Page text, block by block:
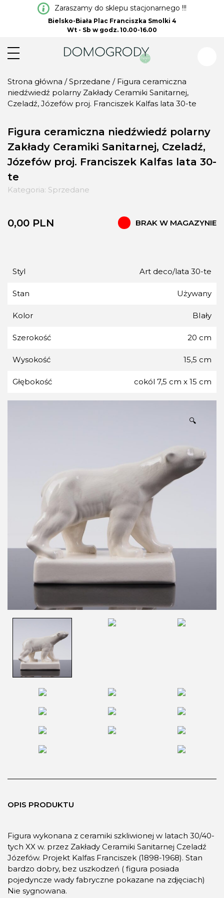
Zaraszamy do sklepu stacjonarnego !!!
Bielsko-Biała Plac Franciszka Smolki 4
Wt - Sb w godz. 10.00-16.00
Strona główna /Sprzedane / Figura ceramiczna
niedźwiedź polarny Zakłady Ceramiki Sanitarnej,
Czeladź, Józefów proj. Franciszek Kalfas lata 30-te
🔍
OPIS PRODUKTU
Figura wykonana z ceramiki szkliwionej w latach 30/40-
tych XX w. przez Zakłady Ceramiki Sanitarnej Czeladź
Józefów. Projekt Kalfas Franciszek (1898-1968). Stan
bardzo dobry, bez uszkodzeń ( figura posiada
pojedyncze wady fabryczne pokazane na zdjęciach)
Nie sygnowana.
Figura ceramiczna niedźwiedź polarny
Zakłady Ceramiki Sanitarnej, Czeladź,
Józefów proj. Franciszek Kalfas lata 30-
te
Kategoria: Sprzedane
0,00 PLN BRAK W MAGAZYNIE
Styl Art deco/lata 30-te
Stan Używany
Kolor BIały
Szerokość 20 cm
Wysokość 15,5 cm
Głębokość cokól 7,5 cm x 15 cm